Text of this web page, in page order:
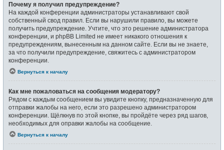
Почему я получил предупреждение?
На каждой конференции администраторы устанавливают свой
собственный свод правил. Если вы нарушили правило, вы можете
получить предупреждение. Учтите, что это решение администратора
конференции, и phpBB Limited не имеет никакого отношения к
предупреждениям, вынесенным на данном сайте. Если вы не знаете,
за что получили предупреждение, свяжитесь с администратором
конференции.
Вернуться к началу
Как мне пожаловаться на сообщения модератору?
Рядом с каждым сообщением вы увидите кнопку, предназначенную для
отправки жалобы на него, если это разрешено администратором
конференции. Щёлкнув по этой кнопке, вы пройдёте через ряд шагов,
необходимых для оправки жалобы на сообщение.
Вернуться к началу